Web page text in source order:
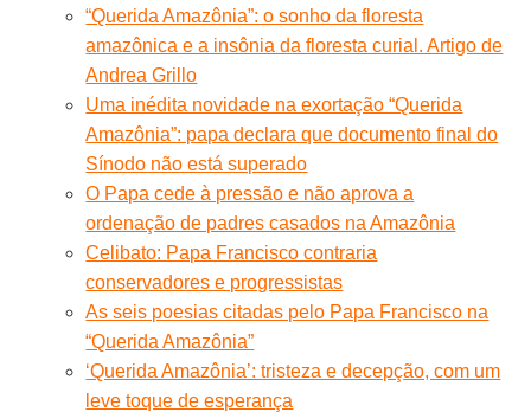
“Querida Amazônia”: o sonho da floresta
amazônica e a insônia da floresta curial. Artigo de
Andrea Grillo
Uma inédita novidade na exortação “Querida
Amazônia”: papa declara que documento final do
Sínodo não está superado
O Papa cede à pressão e não aprova a
ordenação de padres casados na Amazônia
Celibato: Papa Francisco contraria
conservadores e progressistas
As seis poesias citadas pelo Papa Francisco na
“Querida Amazônia”
‘Querida Amazônia’: tristeza e decepção, com um
leve toque de esperança